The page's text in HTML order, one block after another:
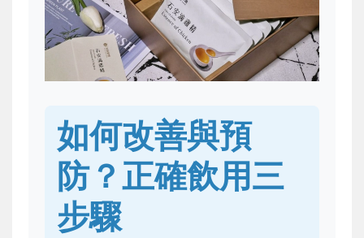
如何改善與預
防？正確飲用三
步驟